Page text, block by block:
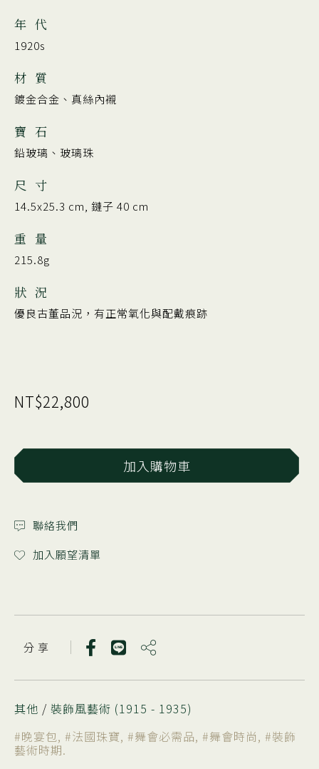
年 代
1920s
材 質
鍍金合金、真絲內襯
寶 石
鉛玻璃、玻璃珠
尺 寸
14.5x25.3 cm, 鏈子 40 cm
重 量
215.8g
狀 況
優良古董品況，有正常氧化與配戴痕跡
NT$22,800
加入購物車
聯絡我們
加入願望清單
分 享
其他 / 裝飾風藝術 (1915 - 1935)
#晚宴包, #法國珠寶, #舞會必需品, #舞會時尚, #裝飾
藝術時期.